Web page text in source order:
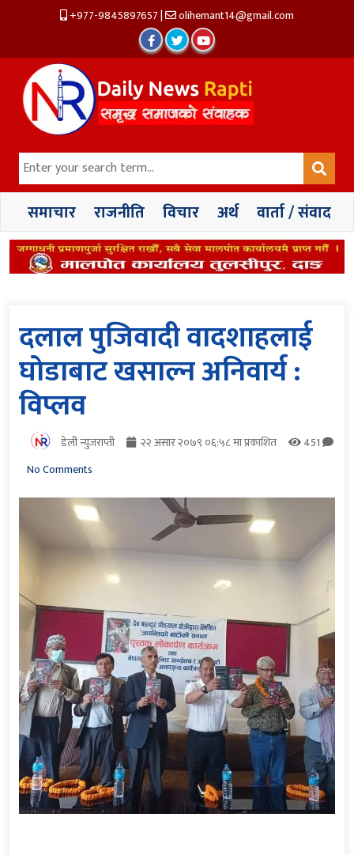
+977-9845897657| olihemant14@gmail.com
समाचार राजनीति विचार अर्थ वार्ता / संवाद
दलाल पुजिवादी वादशाहलाई
घोडाबाट खसाल्न अनिवार्य :
विप्लव
डेली न्युजराप्ती २२ असार २०७९ ०६:५८ मा प्रकाशित
451
No Comments